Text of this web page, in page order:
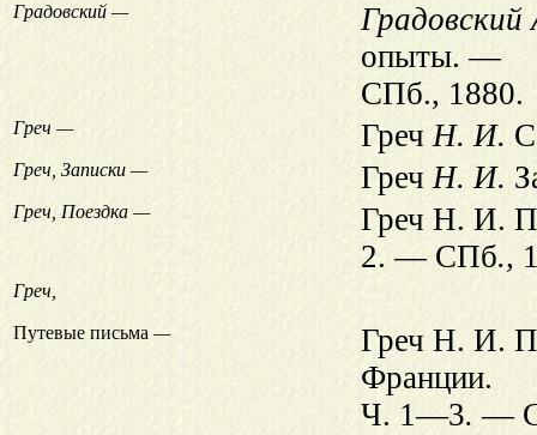
Градовский —
Градовский
опыты. —
СПб., 1880.
Греч — ГречН. И.
Греч, Записки — ГречН. И.
Греч, Поездка —
Греч Н. И.
2. — СПб.,
Греч,
Путевые письма—
Греч Н. И.
Франции.
Ч. 1—3. —